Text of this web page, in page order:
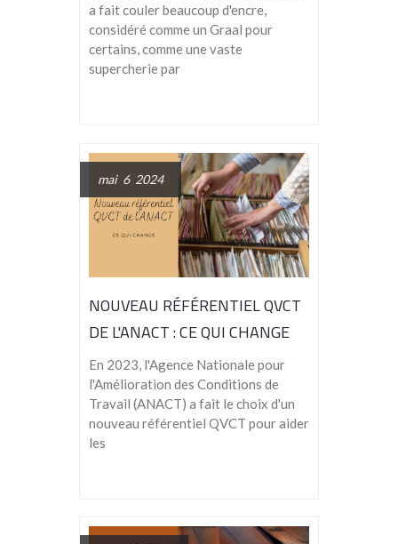
a fait couler beaucoup d'encre,
considéré comme un Graal pour
certains, comme une vaste
supercherie par
mai 6 2024
NOUVEAU RÉFÉRENTIEL QVCT
DE L'ANACT : CE QUI CHANGE
En 2023, l'Agence Nationale pour
l'Amélioration des Conditions de
Travail (ANACT) a fait le choix d'un
nouveau référentiel QVCT pour aider
les